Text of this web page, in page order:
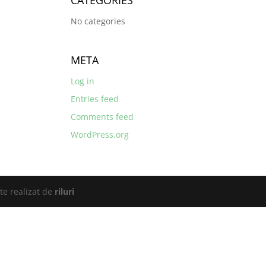
No categories
META
Log in
Entries feed
Comments feed
WordPress.org
realizat de riluri